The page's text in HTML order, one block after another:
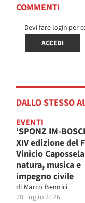
COMMENTI
Devi fare login per
ACCEDI
DALLO STESSO
EVENTI
‘SPONZ IM-
XIV edizione del
Vinicio
natura, musica e
impegno civile
di Marco Bennici
28 Luglio 2026